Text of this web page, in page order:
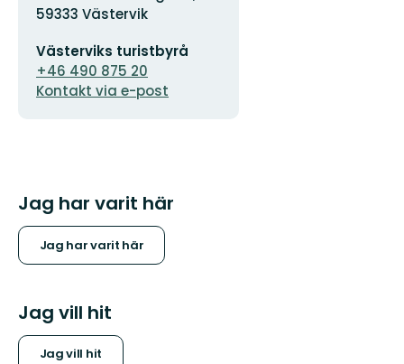
59333 Västervik
postadress
Västerviks turistbyrå
+46 490 875 20
Kontakt via e-post
Jag har varit här
Jag har varit här
Jag vill hit
Jag vill hit